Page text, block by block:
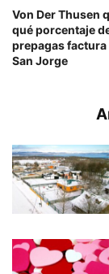
Von Der Thusen
qué porcentaje
prepagas
San Jorge